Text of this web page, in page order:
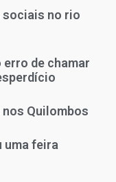
no rio
erro de chamar
Quilombos
uma feira